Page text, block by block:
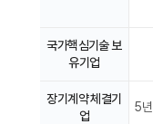
국가핵심기술 보
유기업
장기계약 체결기
업
5